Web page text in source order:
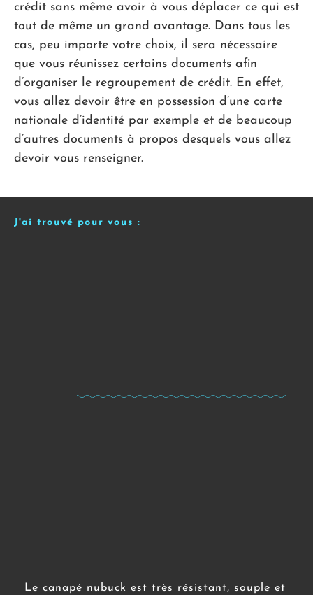
crédit sans même avoir à vous déplacer ce qui est
tout de même un grand avantage. Dans tous les
cas, peu importe votre choix, il sera nécessaire
que vous réunissez certains documents afin
d’organiser le regroupement de crédit. En effet,
vous allez devoir être en possession d’une carte
nationale d’identité par exemple et de beaucoup
d’autres documents à propos desquels vous allez
devoir vous renseigner.
J'ai trouvé pour vous :
Le canapé nubuck est très résistant, souple et